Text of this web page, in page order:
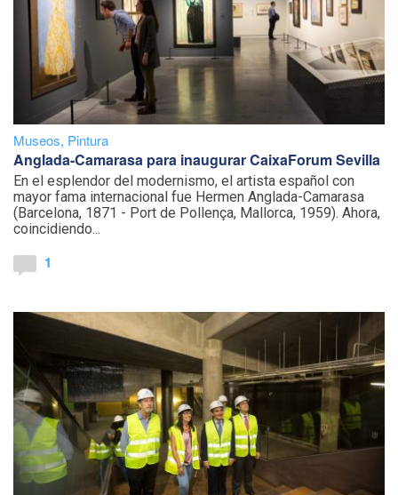
Museos, Pintura
Anglada-Camarasa para inaugurar CaixaForum Sevilla
En el esplendor del modernismo, el artista español con
mayor fama internacional fue Hermen Anglada-Camarasa
(Barcelona, 1871 - Port de Pollença, Mallorca, 1959). Ahora,
coincidiendo...
1